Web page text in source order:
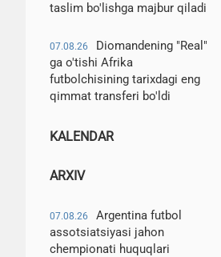
taslim bo'lishga majbur qiladi
07.08.26
Diomandening "Real"
ga o'tishi Afrika
futbolchisining tarixdagi eng
qimmat transferi bo'ldi
KALENDAR
ARXIV
07.08.26
Argentina futbol
assotsiatsiyasi jahon
chempionati huquqlari